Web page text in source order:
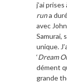
j’ai
runa
avec
Samurai,
unique.
‘Dream
dément
grande